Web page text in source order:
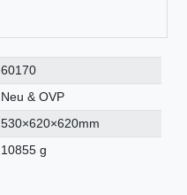
60170
Neu & OVP
530×620×620mm
10855 g